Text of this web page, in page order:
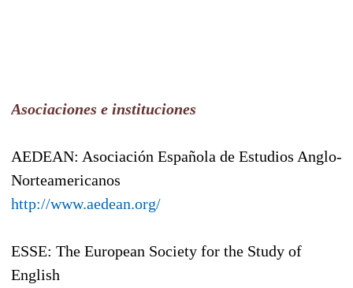
Asociaciones e instituciones
AEDEAN: Asociación Española de Estudios Anglo-
Norteamericanos
http://www.aedean.org/
ESSE: The European Society for the Study of
English